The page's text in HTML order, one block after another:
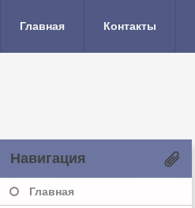
Главная Контакты
Навигация
Главная